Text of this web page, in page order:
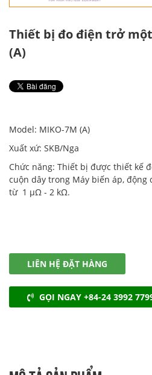
Thiết bị đo điện trở
(A)
Model: MIKO-7M (A)
Xuất xứ: SKB/Nga
Chức năng: Thiết bị được thiết kế
cuộn dây trong Máy biến áp, động
từ 1 µΩ - 2 kΩ.
LIÊN HỆ ĐẶT HÀNG
GỌI NGAY +84-24 3992